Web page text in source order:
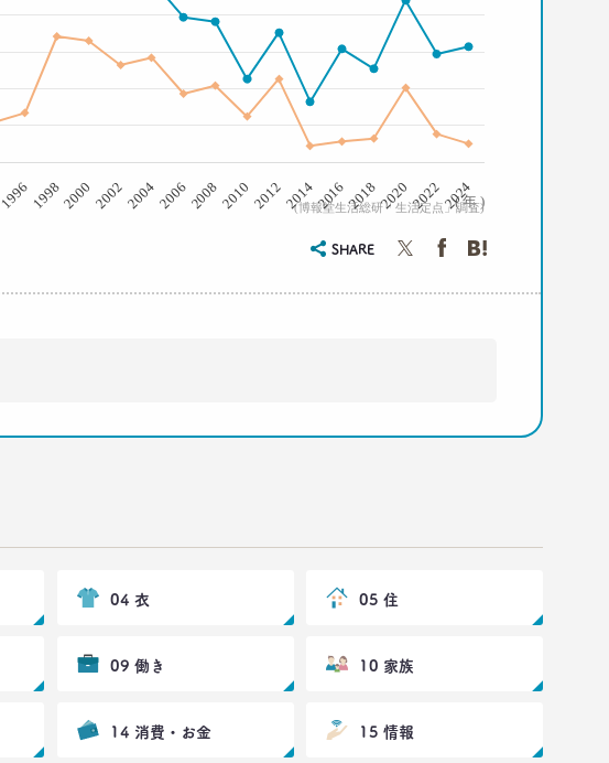
( 年 )
(博報堂生活総研「生活定点」調査)
1996 19982000 20022004200620082010 2012201420162018202020222024
SHARE
04 衣 05 住
09 働き 10 家族
14 消費・お金 15 情報